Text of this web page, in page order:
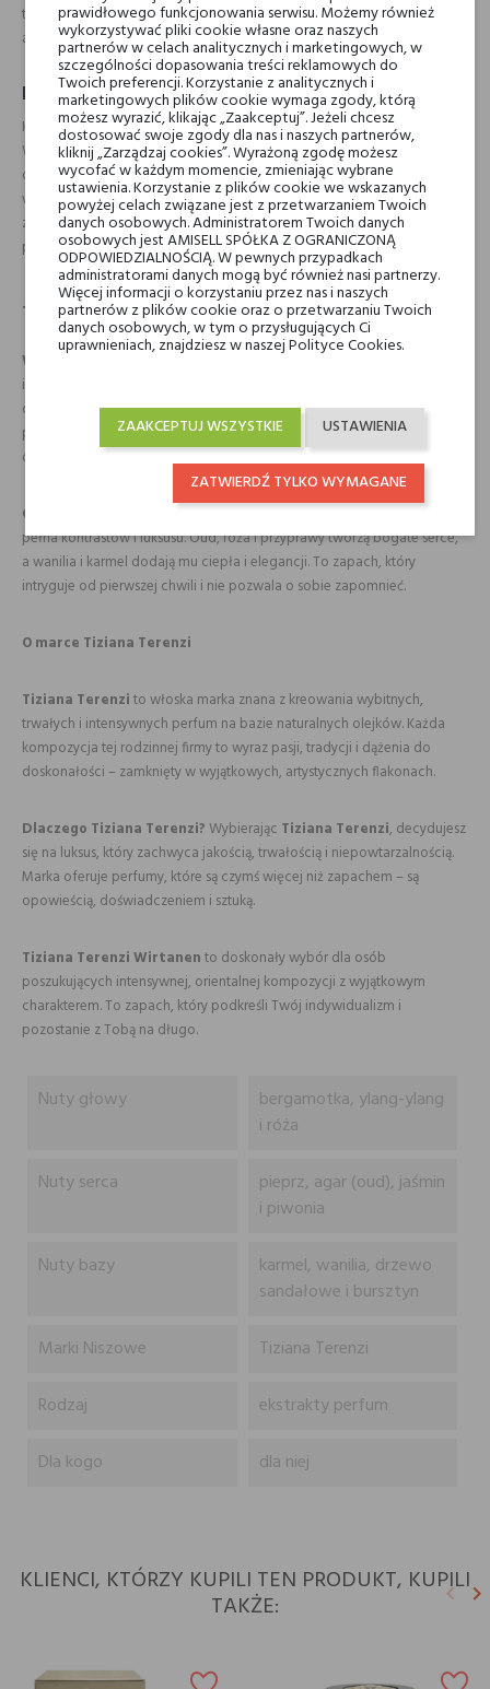
tłem. Świetnie sprawdzi się u miłośników intensywnych, ale eleganckich
aromatów, które wyróżniają się i zapadają w pamięć.
Ekstrakt perfum Tiziana Terenzi Wirtanen
KompozycjaWirtanenzostała zainspirowana niezwykłością komety
Wirtanen – symbolu tajemniczości i kosmicznej podróży. Perfumy te
oferują wielowymiarowe doświadczenie: od orzeźwienia i świetlistości
w otwarciu, przez ciepło i przyprawową intensywność w sercu, po
zmysłowe zakończenie pełne słodyczy i balsamicznej głębi. To
perfumy, które rozwijają się z każdą chwilą noszenia.
Jak używać Tiziana Terenzi Wirtanen?
Wirtanen
idealny na formalne wyjścia, romantyczne kolacje czy wyjątkowe
okazje, gdzie chcesz zaprezentować się z klasą. Jego trwałość i
projekcja sprawiają, że wystarczy niewielka ilość, by cieszyć się jego
obecnością przez cały dzień lub noc.
Co wyróżnia te perfumy?
pełna kontrastów i luksusu. Oud, róża i przyprawy tworzą bogate serce,
a wanilia i karmel dodają mu ciepła i elegancji. To zapach, który
intryguje od pierwszej chwili i nie pozwala o sobie zapomnieć.
O marce Tiziana Terenzi
Tiziana Terenzito włoska marka znana z kreowania wybitnych,
trwałych i intensywnych perfum na bazie naturalnych olejków. Każda
kompozycja tej rodzinnej firmy to wyraz pasji, tradycji i dążenia do
doskonałości – zamknięty w wyjątkowych, artystycznych flakonach.
Dlaczego Tiziana Terenzi?Wybierając Tiziana Terenzi, decydujesz
się na luksus, który zachwyca jakością, trwałością i niepowtarzalnością.
Marka oferuje perfumy, które są czymś więcej niż zapachem – są
opowieścią, doświadczeniem i sztuką.
Tiziana Terenzi Wirtanento doskonały wybór dla osób
poszukujących intensywnej, orientalnej kompozycji z wyjątkowym
charakterem. To zapach, który podkreśli Twój indywidualizm i
pozostanie z Tobą na długo.
Nuty głowy
bergamotka, ylang-ylang
i róża
Nuty serca
pieprz, agar (oud), jaśmin
i piwonia
Nuty bazy
karmel, wanilia, drzewo
sandałowe i bursztyn
Marki Niszowe
Tiziana Terenzi
Rodzaj
ekstrakty perfum
Dla kogo
dla niej
KLIENCI, KTÓRZY KUPILI TEN PRODUKT, KUPILI
TAKŻE: keyboard_arrow_leftkeyboard_arrow_right
prawidłowego funkcjonowania serwisu. Możemy również
wykorzystywać pliki cookie własne oraz naszych
partnerów w celach analitycznych i marketingowych, w
szczególności dopasowania treści reklamowych do
Twoich preferencji. Korzystanie z analitycznych i
marketingowych plików cookie wymaga zgody, którą
możesz wyrazić, klikając „Zaakceptuj”. Jeżeli chcesz
dostosować swoje zgody dla nas i naszych partnerów,
kliknij „Zarządzaj cookies”. Wyrażoną zgodę możesz
wycofać w każdym momencie, zmieniając wybrane
ustawienia. Korzystanie z plików cookie we wskazanych
powyżej celach związane jest z przetwarzaniem Twoich
danych osobowych. Administratorem Twoich danych
osobowych jest AMISELL SPÓŁKA Z OGRANICZONĄ
ODPOWIEDZIALNOŚCIĄ. W pewnych przypadkach
administratorami danych mogą być również nasi partnerzy.
Więcej informacji o korzystaniu przez nas i naszych
partnerów z plików cookie oraz o przetwarzaniu Twoich
danych osobowych, w tym o przysługujących Ci
uprawnieniach, znajdziesz w naszej Polityce Cookies.
USTAWIENIA
ZAAKCEPTUJ WSZYSTKIE
ZATWIERDŹ TYLKO WYMAGANE